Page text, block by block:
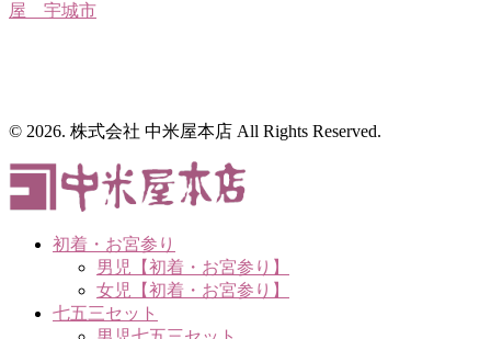
© 2026. 株式会社 中米屋本店 All Rights Reserved.
初着・お宮参り
男児【初着・お宮参り】
女児【初着・お宮参り】
七五三セット